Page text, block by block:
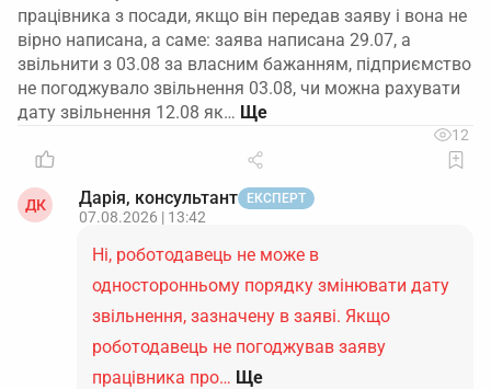
працівника з посади, якщо він передав заяву і вона не
вірно написана, а саме: заява написана 29.07, а
звільнити з 03.08 за власним бажанням, підприємство
не погоджувало звільнення 03.08, чи можна рахувати
дату звільнення 12.08 як…
12
ДК Дарія, консультант ЕКСПЕРТ
07.08.2026 | 13:42
Ні, роботодавець не може в
односторонньому порядку змінювати дату
звільнення, зазначену в заяві. Якщо
роботодавець не погоджував заяву
працівника про… Ще